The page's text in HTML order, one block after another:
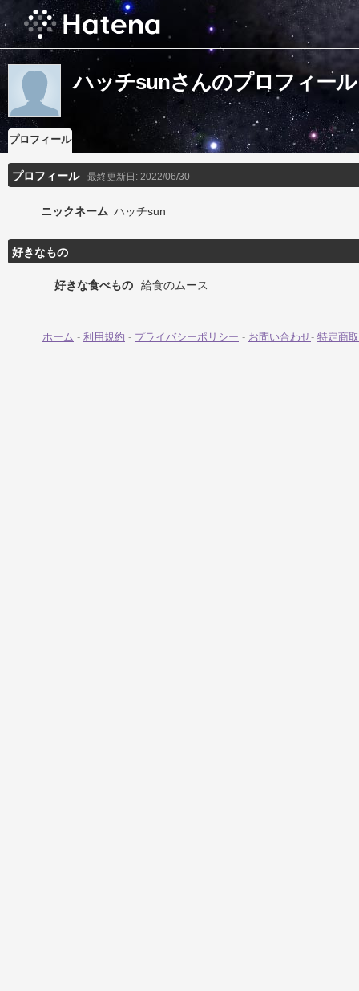
ハッチsunさんのプロフィール
プロフィール
プロフィール 最終更新日: 2022/06/30
ニックネーム ハッチsun
好きなもの
好きな食べもの 給食のムース
ホーム - 利用規約 - プライバシーポリシー - お問い合わせ- 特定商